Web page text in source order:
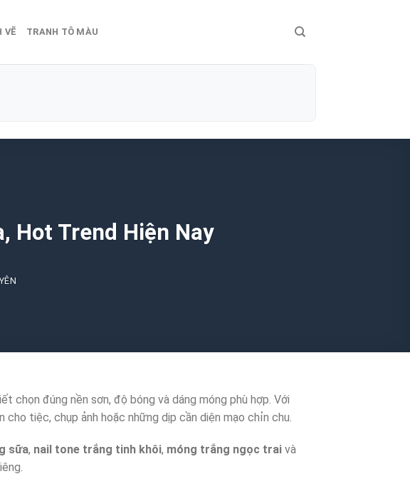
VẼ TRANH TÔ MÀU
Hot Trend Hiện Nay
chọn đúng nền sơn, độ bóng và dáng móng phù hợp. Với
tiệc, chụp ảnh hoặc những dịp cần diện mạo chỉn chu.
sữa, nail tone trắng tinh khôi, móng trắng ngọc trai và